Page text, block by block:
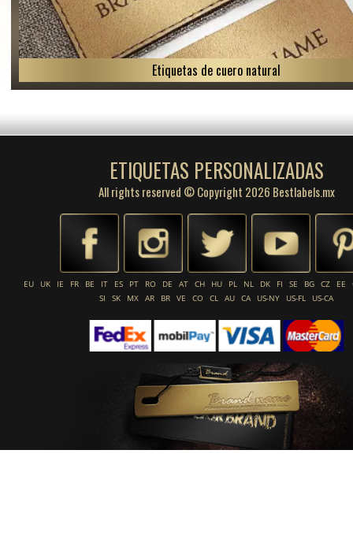
Etiquetas de cuero natural
ETIQUETAS PERSONALIZADAS
All rights reserved © Copyright 2026 Bestlabels.mx
EU UK IE FR BE IT ES PT RO DE AT CH HU PL NL DK FI SE BG CZ EE
SI
SK MX AR BR VE CO CL AU CA US-NY US-FL US-CA